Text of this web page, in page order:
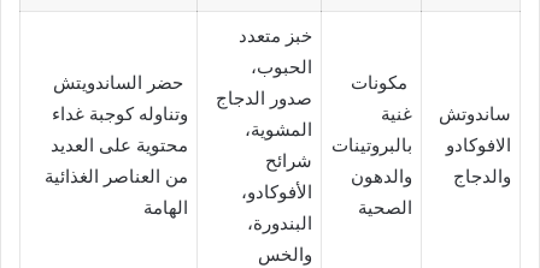
ساندوتش
الافوكادو
والدجاج
مكونات
غنية
بالبروتينات
والدهون
الصحية
خبز متعدد
الحبوب،
صدور الدجاج
المشوية،
شرائح
الأفوكادو،
البندورة،
والخس
حضر الساندويتش
وتناوله كوجبة غداء
محتوية على العديد
من العناصر الغذائية
الهامة